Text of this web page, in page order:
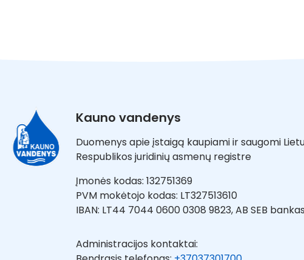
Kauno vandenys
Duomenys apie įstaigą kaupiami ir saugomi
Respublikos juridinių asmenų registre
Įmonės kodas: 132751369
PVM mokėtojo kodas: LT327513610
IBAN: LT44 7044 0600 0308 9823, AB SEB bankas
Administracijos kontaktai: